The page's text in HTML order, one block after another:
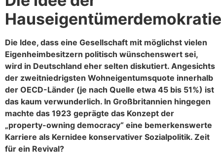
Hauseigentümerdemokratie
Die Idee, dass eine Gesellschaft mit möglichst vielen
Eigenheimbesitzern politisch wünschenswert sei,
wird in Deutschland eher selten diskutiert. Angesichts
der zweitniedrigsten Wohneigentumsquote innerhalb
der OECD-Länder (je nach Quelle etwa 45 bis 51%) ist
das kaum verwunderlich. In Großbritannien hingegen
machte das 1923 geprägte das Konzept der
„property-owning democracy“ eine bemerkenswerte
Karriere als Kernidee konservativer Sozialpolitik. Zeit
für ein Revival?